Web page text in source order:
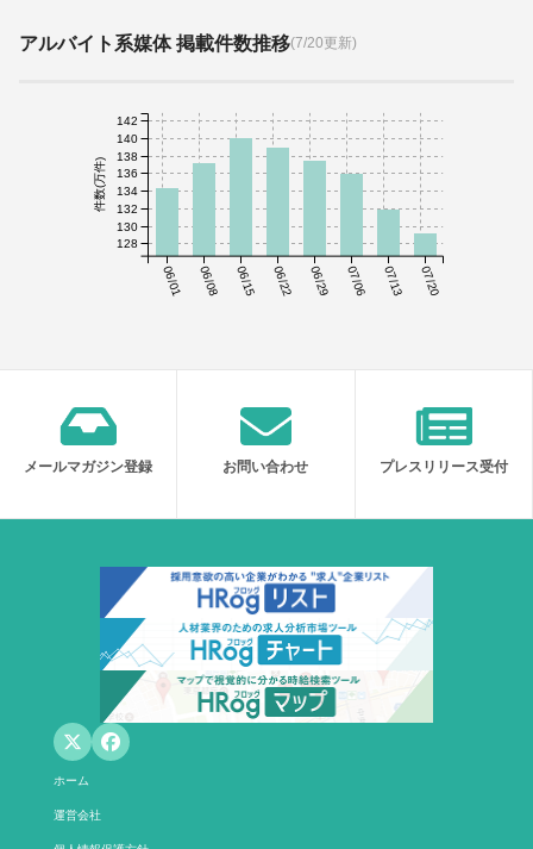
アルバイト系媒体 掲載件数推移(7/20更新)
06/01 06/08 06/15 06/22 06/29 07/06 07/13 07/20
件数(万件)
128
130
132
134
136
138
140
142
メールマガジン登録 お問い合わせ プレスリリース受付
ホーム
運営会社